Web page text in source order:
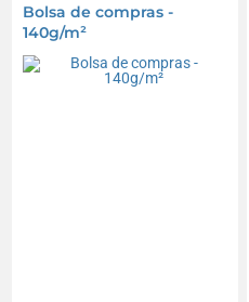
Bolsa de compras -
140g/m²